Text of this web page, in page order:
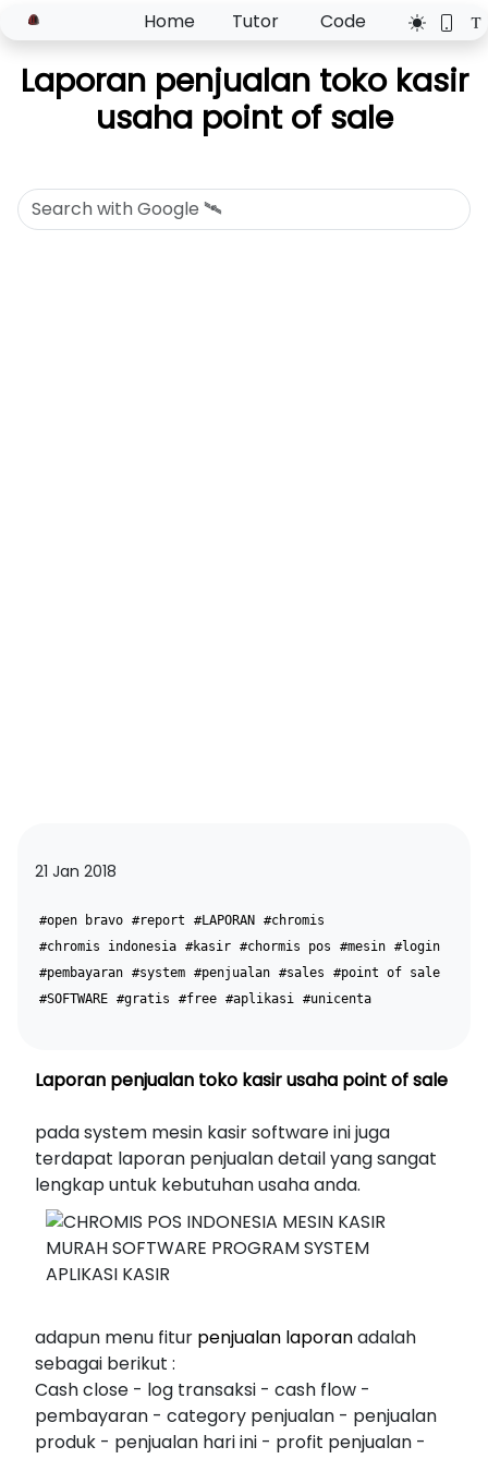
Home Tutor Code
Laporan penjualan toko kasir
usaha point of sale
21 Jan 2018
#open bravo #report #LAPORAN #chromis
#chromis indonesia #kasir #chormis pos #mesin #login
#pembayaran #system #penjualan #sales
#point of sale
#SOFTWARE #gratis #free #aplikasi #unicenta
Laporan penjualan toko kasir usaha point of sale
pada system mesin kasir software ini juga
terdapat laporan penjualan detail yang sangat
lengkap untuk kebutuhan usaha anda.
adapun menu fitur penjualan laporanadalah
sebagai berikut :
Cash close - log transaksi - cash flow -
pembayaran - category penjualan - penjualan
produk - penjualan hari ini - profit penjualan -